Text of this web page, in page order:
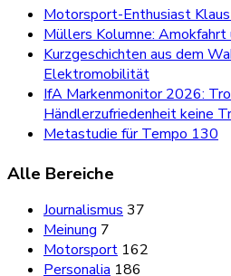
Motorsport-Enthusiast
Müllers Kolumne: Amokfahrt
Kurzgeschichten aus dem
Elektromobilität
IfA Markenmonitor 2026:
Händlerzufriedenheit keine
Metastudie für Tempo 130
Alle Bereiche
Journalismus 37
Meinung 7
Motorsport 162
Personalia 186